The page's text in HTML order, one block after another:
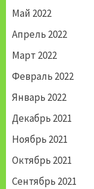
Май 2022
Апрель 2022
Март 2022
Февраль 2022
Январь 2022
Декабрь 2021
Ноябрь 2021
Октябрь 2021
Сентябрь 2021